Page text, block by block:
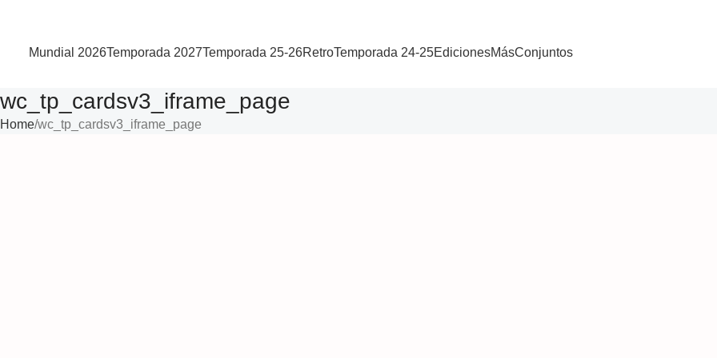
Mundial 2026Temporada 2027Temporada 25-26RetroTemporada 24-25EdicionesMásConjuntos
wc_tp_cardsv3_iframe_page
Home wc_tp_cardsv3_iframe_page